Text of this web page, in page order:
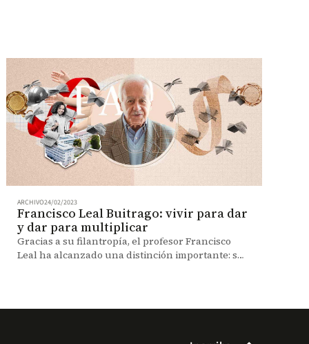
ARCHIVO24/02/2023
Francisco Leal Buitrago: vivir para dar
y dar para multiplicar
Gracias a su filantropía, el profesor Francisco
Leal ha alcanzado una distinción importante: sus